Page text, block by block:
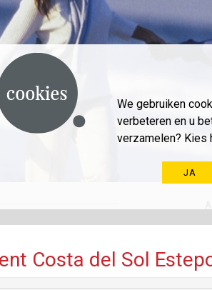
We gebruiken
verbeteren en u
verzamelen? Kies
JA
Costa del Sol